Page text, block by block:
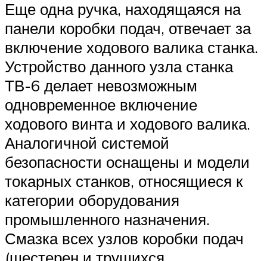
Еще одна ручка, находящаяся на
панели коробки подач, отвечает за
включение ходового валика станка.
Устройство данного узла станка
ТВ-6 делает невозможным
одновременное включение
ходового винта и ходового валика.
Аналогичной системой
безопасности оснащены и модели
токарных станков, относящиеся к
категории оборудования
промышленного назначения.
Смазка всех узлов коробки подач